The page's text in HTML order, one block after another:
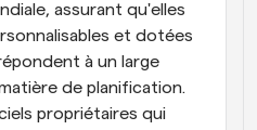
assurant qu'elles
et dotées
à un large
de planification.
propriétaires qui